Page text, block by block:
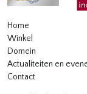
Home
Winkel
Domein
Actualiteiten en
Contact